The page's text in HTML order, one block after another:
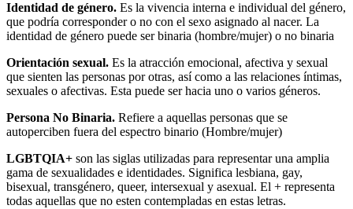
Identidad de género. Es la vivencia interna e individual del género,
que podría corresponder o no con el sexo asignado al nacer. La
identidad de género puede ser binaria (hombre/mujer) o no binaria
Orientación sexual. Es la atracción emocional, afectiva y sexual
que sienten las personas por otras, así como a las relaciones íntimas,
sexuales o afectivas. Esta puede ser hacia uno o varios géneros.
Persona No Binaria. Refiere a aquellas personas que se
autoperciben fuera del espectro binario (Hombre/mujer)
LGBTQIA+ son las siglas utilizadas para representar una amplia
gama de sexualidades e identidades. Significa lesbiana, gay,
bisexual, transgénero, queer, intersexual y asexual. El + representa
todas aquellas que no esten contempladas en estas letras.